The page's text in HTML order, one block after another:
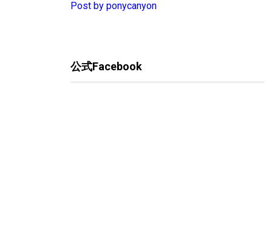
Post by ponycanyon
公式Facebook